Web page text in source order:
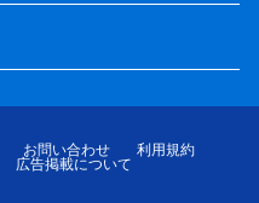
お問い合わせ
利用規約
広告掲載について